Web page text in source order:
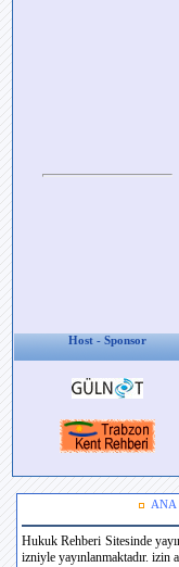
Host - Sponsor
ANA
Hukuk Rehberi Sitesinde
izniyle yayınlanmaktadır. izin